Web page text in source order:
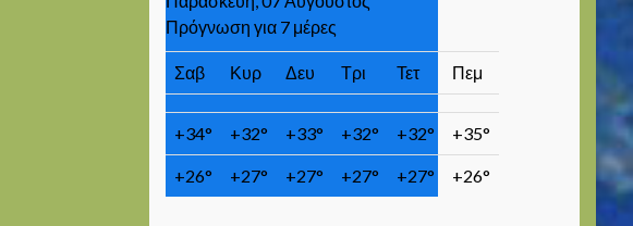
Πρόγνωση για 7 μέρες
Σαβ Κυρ Δευ Τρι Τετ Πεμ
+34° +32° +33° +32° +32° +35°
+26° +27° +27° +27° +27° +26°